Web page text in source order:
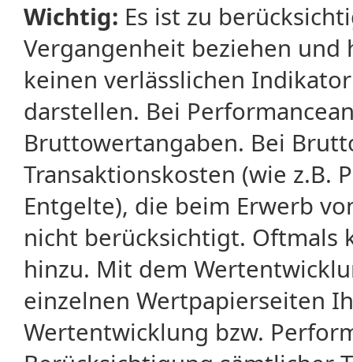
Wichtig: Es ist zu
Vergangenheit beziehen
keinen verlässlichen
darstellen. Bei
Bruttowertangaben. Bei
Transaktionskosten (wie z.B.
Entgelte), die beim Erwerb
nicht berücksichtigt. Oftmals
hinzu. Mit dem
einzelnen Wertpapierseiten
Wertentwicklung bzw.